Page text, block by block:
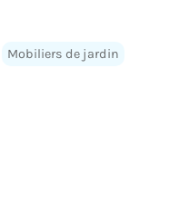
Mobiliers de jardin